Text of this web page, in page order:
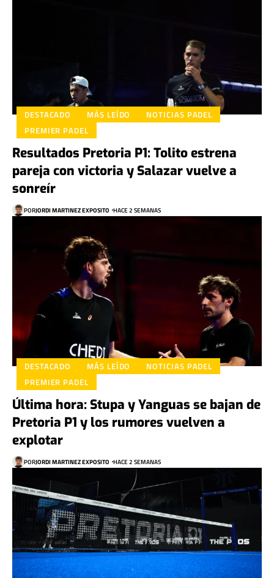
DESTACADO MÁS LEÍDO
NOTICIAS PADEL
PREMIER PADEL
Resultados Pretoria P1: Tolito estrena
pareja con victoria y Salazar vuelve a
sonreír
PORJORDI MARTINEZ EXPOSITO HACE 2 SEMANAS
DESTACADO MÁS LEÍDO
NOTICIAS PADEL
PREMIER PADEL
Última hora: Stupa y Yanguas se bajan de
Pretoria P1 y los rumores vuelven a
explotar
PORJORDI MARTINEZ EXPOSITO HACE 2 SEMANAS